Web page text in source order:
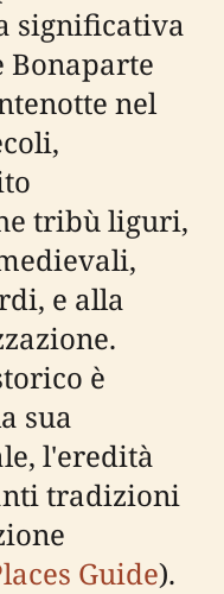
significativa
nel
tribù liguri,
e alla
è
sua
l'eredità
tradizioni
Guide).